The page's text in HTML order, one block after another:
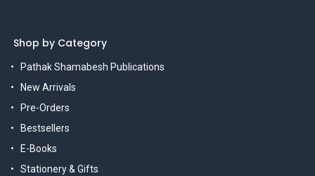
Shop by Category
Pathak Shamabesh Publications
New Arrivals
Pre-Orders
Bestsellers
E-Books
Stationery & Gifts